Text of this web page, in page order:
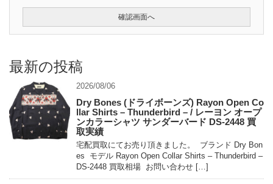
最新の投稿
2026/08/06
Dry Bones (ドライボーンズ) Rayon Open Co
llar Shirts – Thunderbird – / レーヨン オープ
ンカラーシャツ サンダーバード DS-2448 買
取実績
宅配買取にてお売り頂きました。 ブランド Dry Bon
es モデル Rayon Open Collar Shirts – Thunderbird –
DS-2448 買取相場 お問い合わせ […]